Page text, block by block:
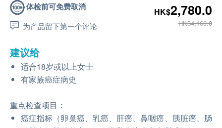
体检前可免费取消
为产品留下第一个评论
HK$2,780.0
HK$4,160.0
建议给
适合18岁或以上女士
有家族癌症病史
重点检查项目：
癌症指标（卵巢癌、乳癌、肝癌、鼻咽癌、胰脏癌、肠